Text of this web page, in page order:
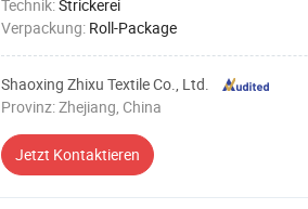
Technik:Strickerei
Verpackung: Roll-Package
Shaoxing Zhixu Textile Co., Ltd.
Provinz: Zhejiang, China
Jetzt Kontaktieren